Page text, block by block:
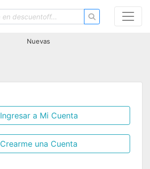
Nuevas
Ingresar a Mi Cuenta
Crearme una Cuenta